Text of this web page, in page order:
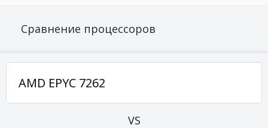
Сравнение процессоров
VS